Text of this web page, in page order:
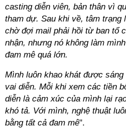
casting diễn viên, bản thân vì
tham dự. Sau khi về, tâm trạng
chờ đợi mail phải hồi từ ban tổ
nhận, nhưng nó không làm
đam mê quá lớn.
Mình luôn khao khát được
vai diễn. Mỗi khi xem các tiền
diễn là cảm xúc của mình lại
khó tả. Với mình, nghệ thuật
bằng tất cả đam mê".